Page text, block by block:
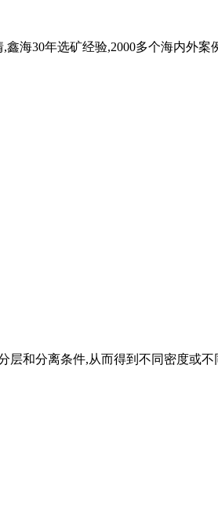
海30年选矿经验,2000多个海内外
和分离条件,从而得到不同密度或